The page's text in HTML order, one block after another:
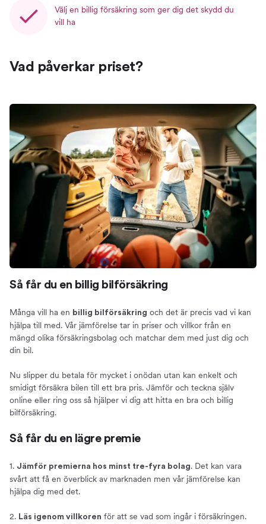
Välj en billig försäkring som ger dig det skydd du
vill ha
Vad påverkar priset?
Så får du en billig bilförsäkring
Många vill ha en billig bilförsäkring och det är precis vad vi kan
hjälpa till med. Vår jämförelse tar in priser och villkor från en
mängd olika försäkringsbolag och matchar dem med just dig och
din bil.
Nu slipper du betala för mycket i onödan utan kan enkelt och
smidigt försäkra bilen till ett bra pris. Jämför och teckna själv
online eller ring oss så hjälper vi dig att hitta en bra och billig
bilförsäkring.
Så får du en lägre premie
1. Jämför premierna hos minst tre-fyra bolag. Det kan vara
svårt att få en överblick av marknaden men vår jämförelse kan
hjälpa dig med det.
2. Läs igenom villkoren för att se vad som ingår i försäkringen.